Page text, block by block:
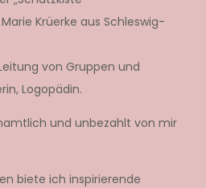
Krüerke aus Schleswig-
von Gruppen und
Logopädin.
und unbezahlt von mir
biete ich inspirierende